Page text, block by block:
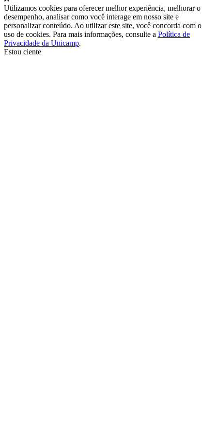
Utilizamos cookies para oferecer melhor experiência, melhorar o
desempenho, analisar como você interage em nosso site e
personalizar conteúdo. Ao utilizar este site, você concorda com o
uso de cookies. Para mais informações, consulte a Política de
Privacidade da Unicamp.
Estou ciente